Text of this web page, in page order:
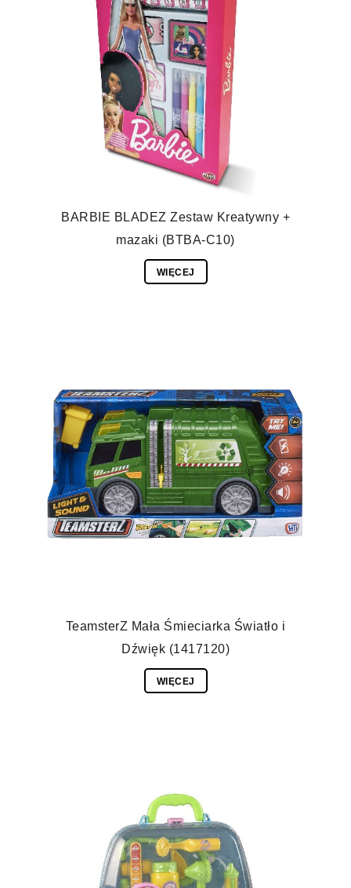
BARBIE BLADEZ Zestaw Kreatywny +
mazaki (BTBA-C10)
WIĘCEJ
TeamsterZ Mała Śmieciarka Światło i
Dźwięk (1417120)
WIĘCEJ